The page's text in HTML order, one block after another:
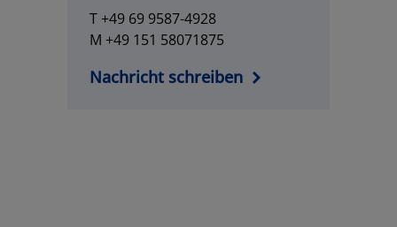
T +49 69 9587-4928
M +49 151 58071875
Nachricht schreiben